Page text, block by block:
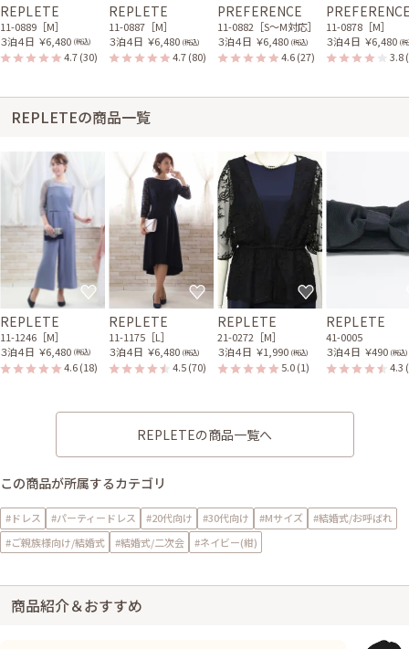
REPLETE
11-0889［M］
３泊４日 ￥6,480 (税込)
4.7(30)
REPLETE
11-0887［M］
３泊４日 ￥6,480 (税込)
4.7(80)
PREFERENCE
11-0882［S〜M対応］
３泊４日 ￥6,480 (税込)
4.6(27)
11-0878［M］
３泊４日 ￥6,480 (
3.8
REPLETEの商品一覧
REPLETE
11-1246［M］
３泊４日 ￥6,480 (税込)
4.6(18)
REPLETE
11-1175［L］
３泊４日 ￥6,480 (税込)
4.5(70)
REPLETE
21-0272［M］
３泊４日 ￥1,990 (税込)
5.0(1)
REPLETE
41-0005
３泊４日 ￥490 (税込)
4.3
REPLETEの商品一覧へ
この商品が所属するカテゴリ
#ドレス #パーティードレス #20代向け #30代向け #Mサイズ
#結婚式/お呼ばれ
#ご親族様向け/結婚式
#結婚式/二次会 #ネイビー(紺)
商品紹介＆おすすめ